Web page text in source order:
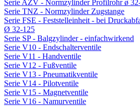
Serie AZV - Normzylinder Profilrohr ø
Serie TNZ - Normzylinder Zugstange
Serie FSE - Feststelleinheit - bei
Ø 32-125
Serie SP - Balgzylinder - einfachwirkend
Serie V10 - Endschalterventile
Serie V11 - Handventile
Serie V12 - Fußventile
Serie V13 - Pneumatikventile
Serie V14 - Pilotventile
Serie V15 - Magnetventile
Serie V16 - Namurventile